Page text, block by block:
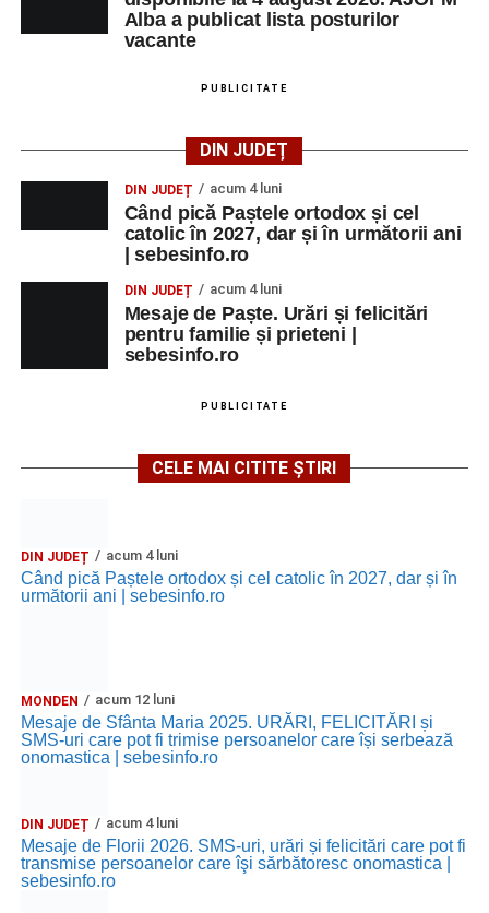
Alexandrei Pamfilie;
(Italia, 2024), film de familie, AP12, după o poveste
de Federico Fellini și Tullio Pinelli.
MARȚI, 25 AUGUST 2026
Grădina Muzeului Municipal „Ioan
Raica” Sebeș
„Armonia artelor” – salon literar și întâlnire
(Italia, 2025), dramă inspirată de povestea nașterii operei
de Antonio Vivaldi (rating N-15).
Copiii în armonia orașului
Ora 11.00– Curtea Școlii „M. Kogălniceanu”: activități
recreative pentru copii.
Ora 18.30– Aula Primăriei Municipiului Sebeș:
festivitatea de premiere a șefilor de promoție și a elevilor
Alba a publicat lista posturilor
vacante
PUBLICITATE
DIN JUDEȚ
DIN JUDEȚ acum 4 luni
Când pică Paștele ortodox și cel
catolic în 2027, dar și în următorii ani
| sebesinfo.ro
DIN JUDEȚ acum 4 luni
Mesaje de Paște. Urări și felicitări
pentru familie și prieteni |
sebesinfo.ro
PUBLICITATE
CELE MAI CITITE ȘTIRI
DIN JUDEȚ acum 4 luni
Când pică Paștele ortodox și cel catolic în 2027, dar și în
următorii ani | sebesinfo.ro
MONDEN acum 12 luni
Mesaje de Sfânta Maria 2025. URĂRI, FELICITĂRI și
SMS-uri care pot fi trimise persoanelor care își serbează
onomastica | sebesinfo.ro
DIN JUDEȚ acum 4 luni
Mesaje de Florii 2026. SMS-uri, urări și felicitări care pot fi
transmise persoanelor care îşi sărbătoresc onomastica |
sebesinfo.ro